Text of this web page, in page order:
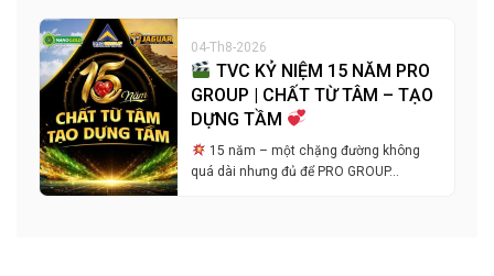
04-Th8-2026
TVC KỶ NIỆM 15 NĂM PRO
GROUP | CHẤT TỪ TÂM – TẠO
DỰNG TẦM
15 năm – một chặng đường không
quá dài nhưng đủ để PRO GROUP…